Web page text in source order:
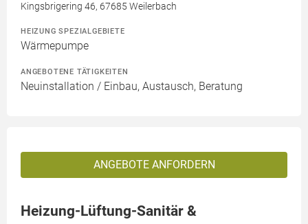
Kingsbrigering 46, 67685 Weilerbach
HEIZUNG SPEZIALGEBIETE
Wärmepumpe
ANGEBOTENE TÄTIGKEITEN
Neuinstallation / Einbau, Austausch, Beratung
ANGEBOTE ANFORDERN
Heizung-Lüftung-Sanitär &